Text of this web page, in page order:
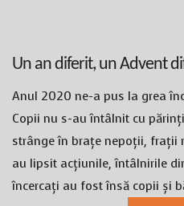
Un an diferit, un Advent
Anul 2020 ne-a pus la grea
Copii nu s-au întâlnit cu
strânge în brațe nepoții, frații
au lipsit acțiunile, întâlnirile
încercați au fost însă copii și